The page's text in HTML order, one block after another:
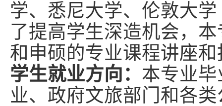
学、悉尼大学、伦敦大
了提高学生深造机会，
和申硕的专业课程讲座
学生就业方向： 本专业
业、政府文旅部门和各